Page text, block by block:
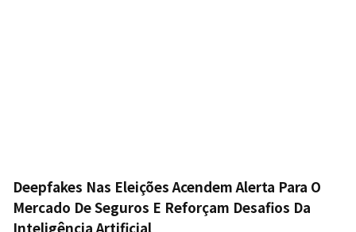
Deepfakes Nas Eleições Acendem Alerta Para O
Mercado De Seguros E Reforçam Desafios Da
Inteligência Artificial